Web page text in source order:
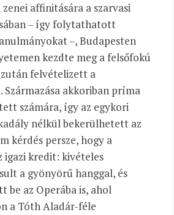
affinitására a szarvasi
– így folytathatott
–, Budapesten
kezdte meg a felsőfokú
felvételizett a
Származása akkoriban príma
számára, így az egykori
nélkül bekerülhetett az
kérdés persze, hogy a
igazi kredit: kivételes
a gyönyörű hanggal, és
be az Operába is, ahol
a Tóth Aladár-féle